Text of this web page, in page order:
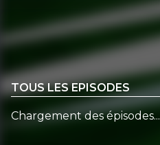
TOUS LES EPISODES
Chargement des épisodes...